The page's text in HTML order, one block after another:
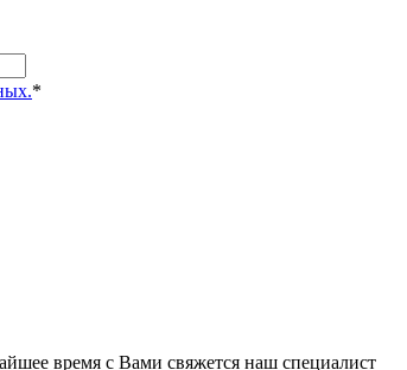
*
время с Вами свяжется наш специалист